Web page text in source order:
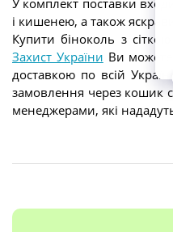
і кишенею, а також
Купити біноколь з
Захист України Ви
доставкою по всій
замовлення через кошик
менеджерами, які